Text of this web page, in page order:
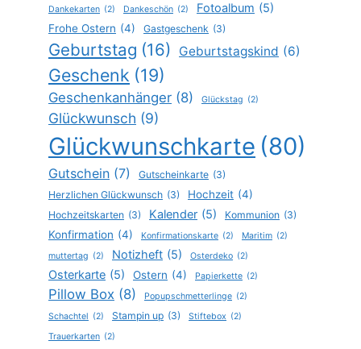
Dankekarten (2) Dankeschön (2) Fotoalbum (5)
Frohe Ostern (4) Gastgeschenk (3)
Geburtstag (16) Geburtstagskind (6)
Geschenk (19)
Geschenkanhänger (8) Glückstag (2)
Glückwunsch (9)
Glückwunschkarte (80)
Gutschein (7) Gutscheinkarte (3)
Herzlichen Glückwunsch (3) Hochzeit (4)
Hochzeitskarten (3) Kalender (5) Kommunion (3)
Konfirmation (4) Konfirmationskarte (2) Maritim (2)
muttertag (2) Notizheft (5) Osterdeko (2)
Osterkarte (5) Ostern (4) Papierkette (2)
Pillow Box (8) Popupschmetterlinge (2)
Schachtel (2) Stampin up (3) Stiftebox (2)
Trauerkarten (2)